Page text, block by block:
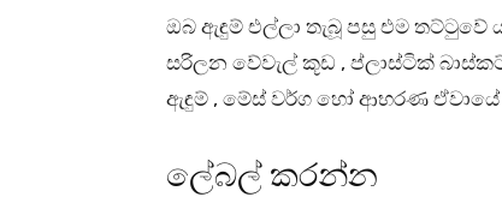
ඔබ ඇඳුම් එල්ලා තැබූ පසු එම
සරිලන වේවැල් කූඩ , ප්ලාස්ටික්
ඇඳුම් , මේස් වර්ග හෝ ආභරණ ඒවායේ
ලේබල් කරන්න